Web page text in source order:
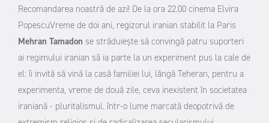
Recomandarea noastră de azi! De la ora 22.00 cinema Elvira
PopescuVreme de doi ani, regizorul iranian stabilit la Paris
Mehran Tamadon se străduieşte să convingă patru suporteri
ai regimului iranian să ia parte la un experiment pus la cale de
el: îi invită să vină la casă familiei lui, lângă Teheran, pentru a
experimenta, vreme de două zile, ceva inexistent în societatea
iraniană - pluritalismul. într-o lume marcată deopotrivă de